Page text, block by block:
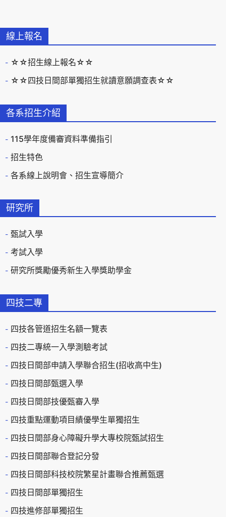
線上報名
☆☆招生線上報名☆☆
☆☆四技日間部單獨招生就讀意願調查表☆☆
各系招生介紹
115學年度備審資料準備指引
招生特色
各系線上說明會、招生宣導簡介
研究所
甄試入學
考試入學
研究所獎勵優秀新生入學獎助學金
四技二專
四技各管道招生名額一覽表
四技二專統一入學測驗考試
四技日間部申請入學聯合招生(招收高中生)
四技日間部甄選入學
四技日間部技優甄審入學
四技重點運動項目績優學生單獨招生
四技日間部身心障礙升學大專校院甄試招生
四技日間部聯合登記分發
四技日間部科技校院繁星計畫聯合推薦甄選
四技日間部單獨招生
四技進修部單獨招生